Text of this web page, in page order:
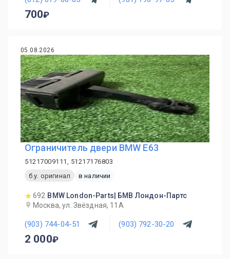
700
05.08.2026
Ограничитель двери BMW E63
51217009111, 51217176803
б.у. оригинал
в наличии
692 BMW London-Parts| БМВ Лондон-Партс
Москва, ул. Звёздная, 11А
(903) 744-04-51 (903) 792-30-20
2 000